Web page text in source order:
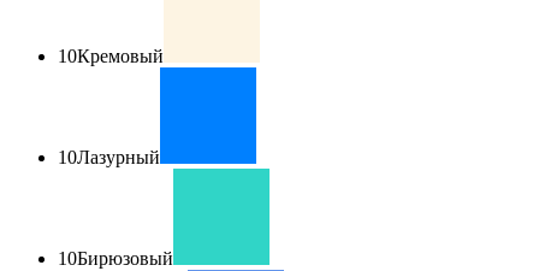
10Кремовый
10Лазурный
10Бирюзовый